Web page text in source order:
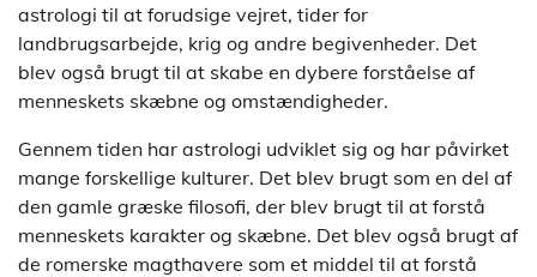
astrologi til at forudsige vejret, tider for
landbrugsarbejde, krig og andre begivenheder. Det
blev også brugt til at skabe en dybere forståelse af
menneskets skæbne og omstændigheder.
Gennem tiden har astrologi udviklet sig og har påvirket
mange forskellige kulturer. Det blev brugt som en del af
den gamle græske filosofi, der blev brugt til at forstå
menneskets karakter og skæbne. Det blev også brugt af
de romerske magthavere som et middel til at forstå